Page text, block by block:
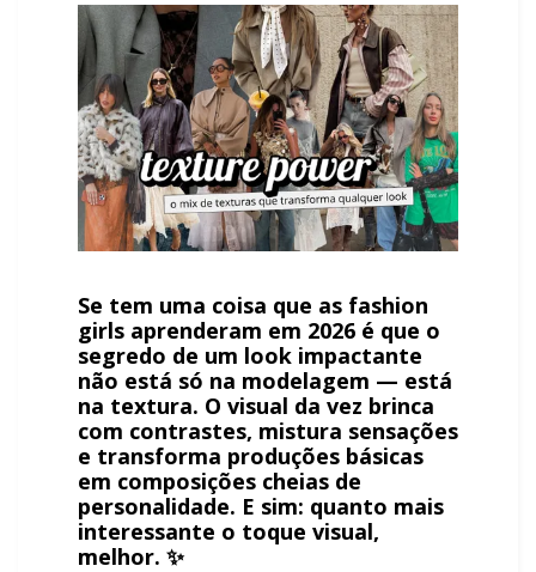
Se tem uma coisa que as fashion
girls aprenderam em 2026 é que o
segredo de um look impactante
não está só na modelagem — está
na textura. O visual da vez brinca
com contrastes, mistura sensações
e transforma produções básicas
em composições cheias de
personalidade. E sim: quanto mais
interessante o toque visual,
melhor. ✨